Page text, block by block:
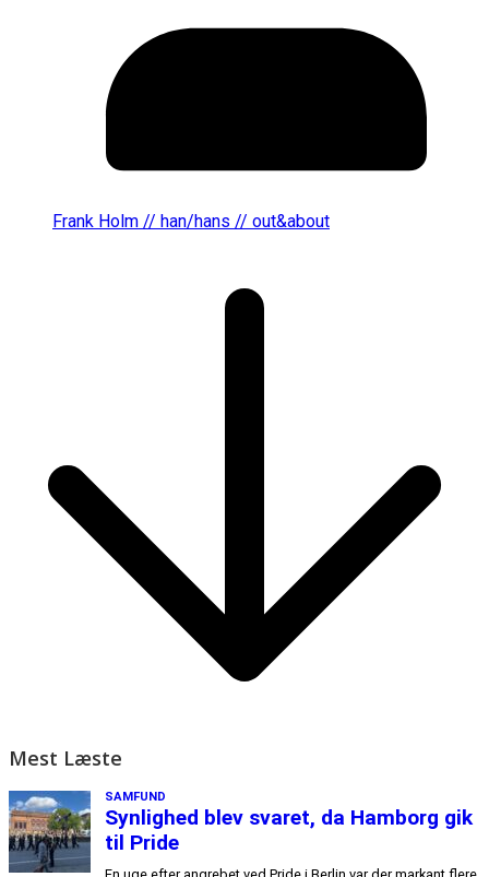
Frank Holm // han/hans // out&about
Mest Læste